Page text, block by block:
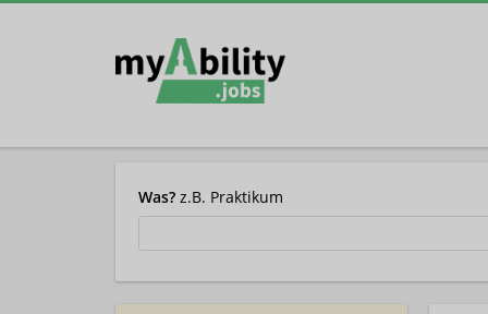
Was? z.B. Praktikum